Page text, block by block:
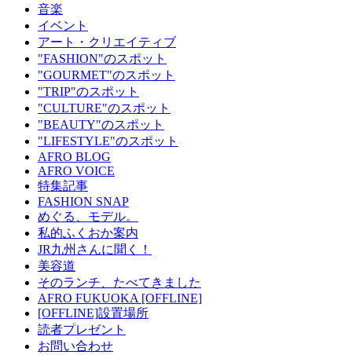
音楽
イベント
アート・クリエイティブ
"FASHION"のスポット
"GOURMET"のスポット
"TRIP"のスポット
"CULTURE"のスポット
"BEAUTY"のスポット
"LIFESTYLE"のスポット
AFRO BLOG
AFRO VOICE
特集記事
FASHION SNAP
めぐる、モデル。
私的ふくおか案内
JR九州さんに聞く！
美容道
そのランチ、たべてきました
AFRO FUKUOKA [OFFLINE]
[OFFLINE]設置場所
読者プレゼント
お問い合わせ